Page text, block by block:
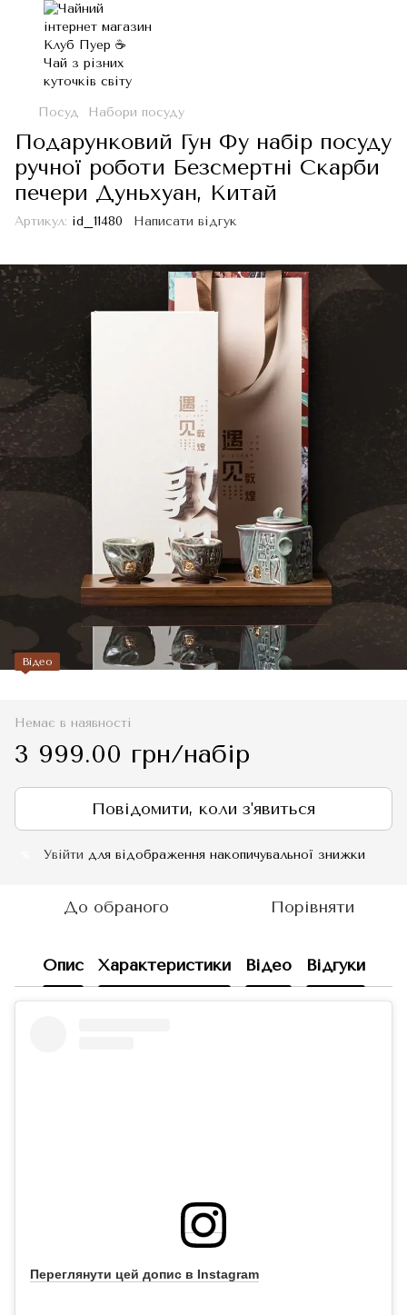
Посуд Набори посуду
Подарунковий Гун Фу набір посуду
ручної роботи Безсмертні Скарби
печери Дуньхуан, Китай
Артикул: id_11480 Написати відгук
Відео
Немає в наявності
3 999.00 грн/набір
Повідомити, коли з'явиться
Увійти для відображення накопичувальної знижки
До обраного Порівняти
Опис Характеристики Відео Відгуки
Переглянути цей допис в Instagram